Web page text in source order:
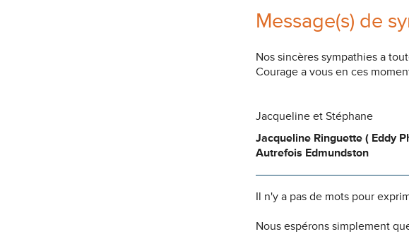
Message(s) de
Nos sincères sympathies a
Courage a vous en ces
Jacqueline et Stéphane
Jacqueline Ringuette ( Eddy
Autrefois Edmundston
Il n'y a pas de mots pour
Nous espérons simplement